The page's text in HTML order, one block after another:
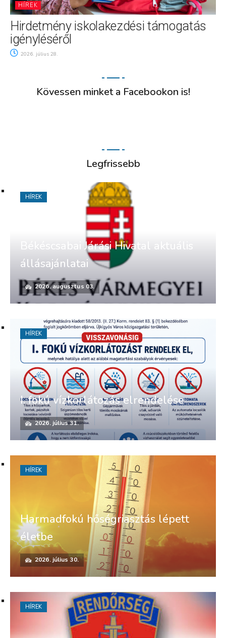
HÍREK
Hirdetmény iskolakezdési támogatás
igényléséről
2026. július 28.
Kövessen minket a Facebookon is!
Legfrissebb
Békéscsabai Járási Hivatal aktuális
állásajánlatai
2026. augusztus 03.
HÍREK
I. fokú vízkorlátozás elrendelése
2026. július 31.
HÍREK
Harmadfokú hőségriasztás lépett
életbe
2026. július 30.
HÍREK
HÍREK